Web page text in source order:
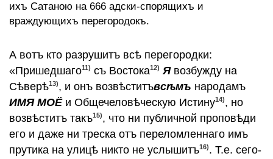
ихъ Сатаною на 666 адски-спорящихъ и
враждующихъ перегородокъ.
А вотъ кто разрушитъ всѣ перегородки:
«Пришедшаго11) съ Востока12) Явозбужду на
Сѣверѣ13), и онъ возвѣститъвсѣмъ народамъ
ИМЯ МОЁи Общечеловѣческую Истину14), но
возвѣститъ такъ15), что ни публичной проповѣди
его и даже ни треска отъ переломленнаго имъ
прутика на улицѣ никто не услышитъ16). Т.е. сего-